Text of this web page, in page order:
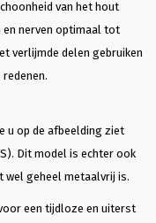
van het hout
en nerven optimaal tot
verlijmde delen gebruiken
u op de afbeelding ziet
Dit model is echter ook
wel geheel metaalvrij is.
een tijdloze en uiterst